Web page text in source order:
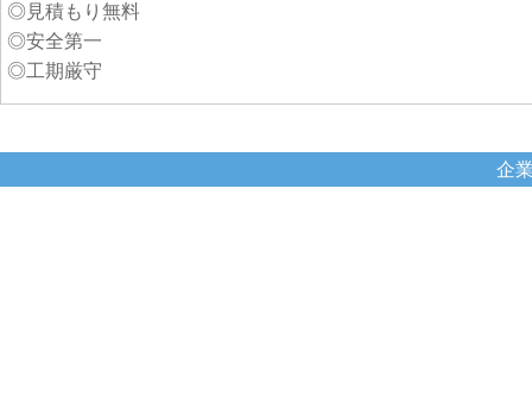
◎見積もり無料
◎安全第一
◎工期厳守
企